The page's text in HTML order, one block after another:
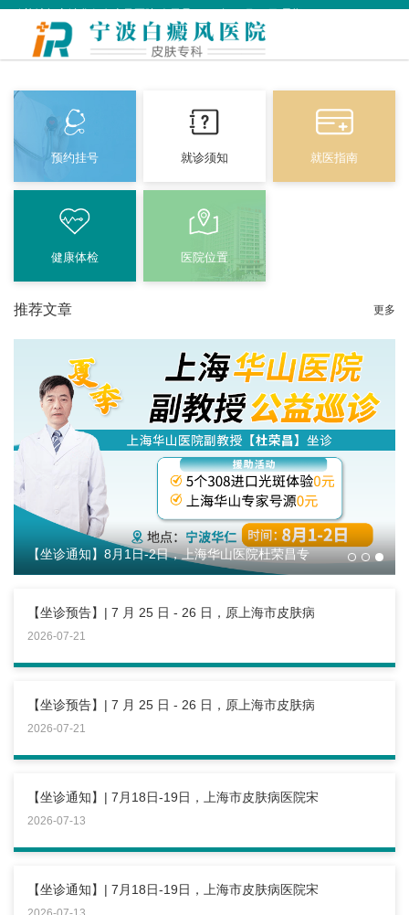
预约挂号 就诊须知 就医指南
健康体检 医院位置
推荐文章 更多
【坐诊通知】8月1日-2日，上海华山医院杜荣昌专
【坐诊预告】| 7 月 25 日 - 26 日，原上海市皮肤病
2026-07-21
【坐诊预告】| 7 月 25 日 - 26 日，原上海市皮肤病
2026-07-21
【坐诊通知】| 7月18日-19日，上海市皮肤病医院宋
2026-07-13
【坐诊通知】| 7月18日-19日，上海市皮肤病医院宋